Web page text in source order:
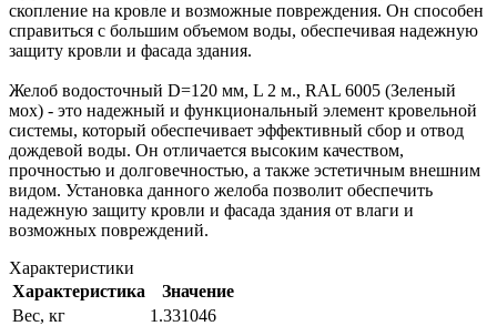
скопление на кровле и возможные повреждения. Он способен
справиться с большим объемом воды, обеспечивая надежную
защиту кровли и фасада здания.
Желоб водосточный D=120 мм, L 2 м., RAL 6005 (Зеленый
мох) - это надежный и функциональный элемент кровельной
системы, который обеспечивает эффективный сбор и отвод
дождевой воды. Он отличается высоким качеством,
прочностью и долговечностью, а также эстетичным внешним
видом. Установка данного желоба позволит обеспечить
надежную защиту кровли и фасада здания от влаги и
возможных повреждений.
Характеристики
Характеристика
Значение
Вес, кг
1.331046